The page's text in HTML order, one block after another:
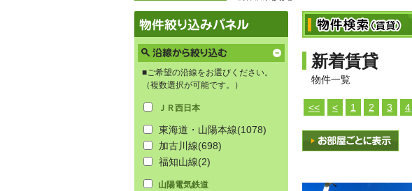
■ご希望の沿線をお選びください。
（複数選択が可能です。）
ＪＲ西日本
東海道・山陽本線(1078)
加古川線(698)
福知山線(2)
山陽電気鉄道
新着賃貸
物件一覧
<< < 1 2 3 4